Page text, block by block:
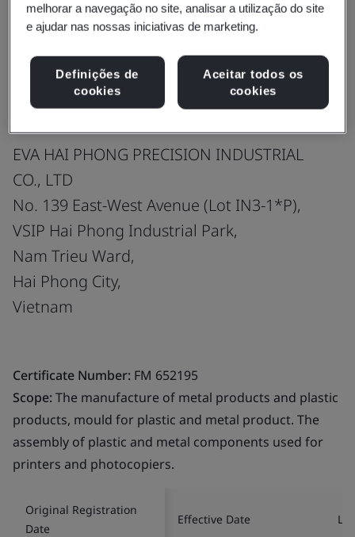
Compartilhar:
ISO 9001:2015
EVA HAI PHONG PRECISION INDUSTRIAL
CO., LTD
No. 139 East-West Avenue (Lot IN3-1*P),
VSIP Hai Phong Industrial Park,
Nam Trieu Ward,
Hai Phong City,
Vietnam
Certificate Number: FM 652195
Scope:The manufacture of metal products and plastic
products, mould for plastic and metal product. The
assembly of plastic and metal components used for
printers and photocopiers.
Original Registration
Date
Effective Date
melhorar a navegação no site, analisar a utilização do site
e ajudar nas nossas iniciativas de marketing.
Definições de
cookies
Aceitar todos os
cookies